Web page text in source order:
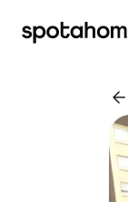
arrow_back